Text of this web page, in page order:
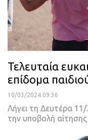
Τελευταία
επίδομα
10/03/2024 09:36
Λήγει τη Δευτέρα
την υποβολή